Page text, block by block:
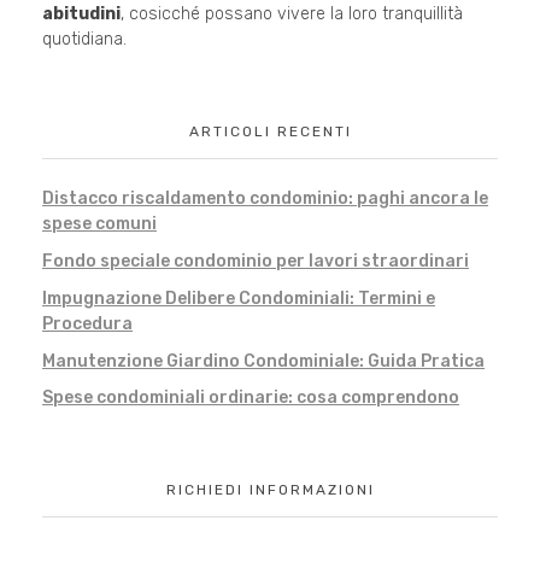
abitudini, cosicché possano vivere la loro tranquillità
quotidiana.
ARTICOLI RECENTI
Distacco riscaldamento condominio: paghi ancora le
spese comuni
Fondo speciale condominio per lavori straordinari
Impugnazione Delibere Condominiali: Termini e
Procedura
Manutenzione Giardino Condominiale: Guida Pratica
Spese condominiali ordinarie: cosa comprendono
RICHIEDI INFORMAZIONI